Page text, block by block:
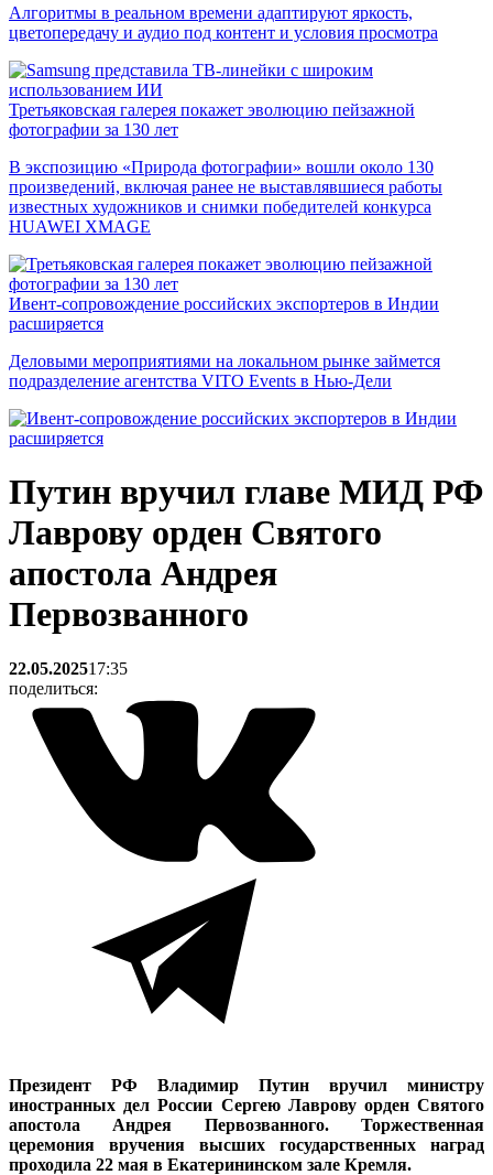
Алгоритмы в реальном времени адаптируют яркость,
цветопередачу и аудио под контент и условия просмотра
Третьяковская галерея покажет эволюцию пейзажной
фотографии за 130 лет
В экспозицию «Природа фотографии» вошли около 130
произведений, включая ранее не выставлявшиеся работы
известных художников и снимки победителей конкурса
HUAWEI XMAGE
Ивент-сопровождение российских экспортеров в Индии
расширяется
Деловыми мероприятиями на локальном рынке займется
подразделение агентства VITO Events в Нью-Дели
Путин вручил главе МИД РФ
Лаврову орден Святого
апостола Андрея
Первозванного
22.05.202517:35
поделиться:
Президент РФ Владимир Путин вручил министру
иностранных дел России Сергею Лаврову орден Святого
апостола Андрея Первозванного. Торжественная
церемония вручения высших государственных наград
проходила 22 мая в Екатерининском зале Кремля.